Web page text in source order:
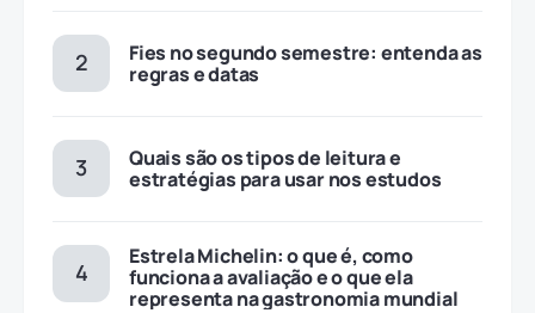
Fies no segundo semestre: entenda as
regras e datas
Quais são os tipos de leitura e
estratégias para usar nos estudos
Estrela Michelin: o que é, como
funciona a avaliação e o que ela
representa na gastronomia mundial